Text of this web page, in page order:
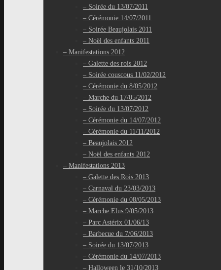
– Soirée du 13/07/2011
– Cérémonie 14/07/2011
– Soirée Beaujolais 2011
– Noël des enfants 2011
– Manifestations 2012
– Galette des rois 2012
– Soirée couscous 11/02/2012
– Cérémonie du 8/05/2012
– Marche du 17/05/2012
– Soirée du 13/07/2012
– Cérémonie du 14/07/2012
– Cérémonie du 11/11/2012
– Beaujolais 2012
– Noël des enfants 2012
– Manifestations 2013
– Galette des Rois 2013
– Carnaval du 23/03/2013
– Cérémonie du 08/05/2013
– Marche Elus 9/05/2013
– Parc Astérix 01/06/13
– Barbecue du 7/06/2013
– Soirée du 13/07/2013
– Cérémonie du 14/07/2013
– Halloween le 31/10/2013